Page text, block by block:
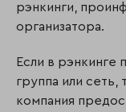
рэнкинги,
организатора.
Если в рэнкинге
группа или сеть,
компания